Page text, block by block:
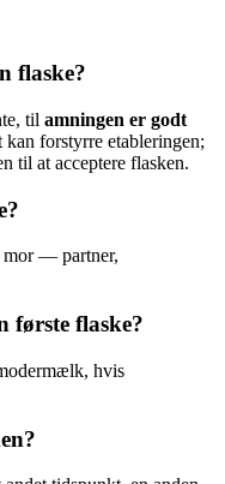
flaske?
til amningen er godt
forstyrre etableringen;
til at acceptere flasken.
mor — partner,
første flaske?
hvis